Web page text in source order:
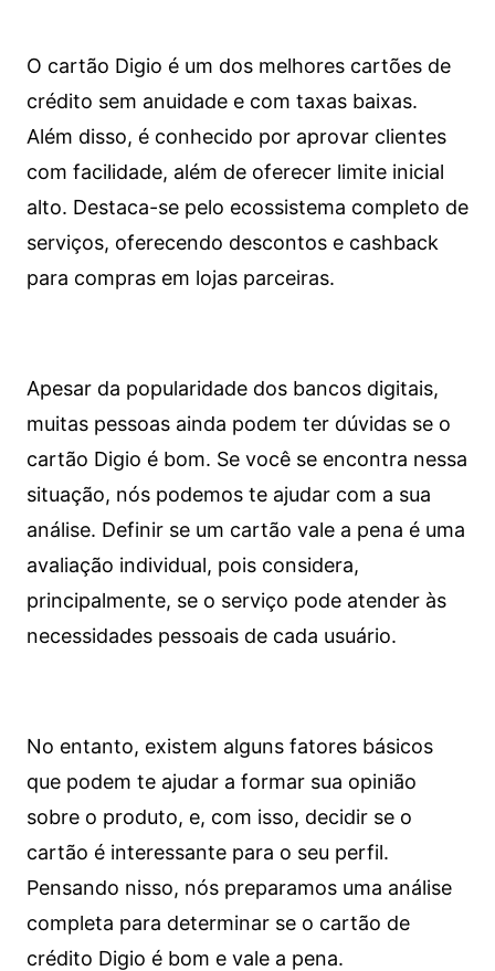
O cartão Digio é um dos melhores cartões de
crédito sem anuidade e com taxas baixas.
Além disso, é conhecido por aprovar clientes
com facilidade, além de oferecer limite inicial
alto. Destaca-se pelo ecossistema completo de
serviços, oferecendo descontos e cashback
para compras em lojas parceiras.
Apesar da popularidade dos bancos digitais,
muitas pessoas ainda podem ter dúvidas se o
cartão Digio é bom. Se você se encontra nessa
situação, nós podemos te ajudar com a sua
análise. Definir se um cartão vale a pena é uma
avaliação individual, pois considera,
principalmente, se o serviço pode atender às
necessidades pessoais de cada usuário.
No entanto, existem alguns fatores básicos
que podem te ajudar a formar sua opinião
sobre o produto, e, com isso, decidir se o
cartão é interessante para o seu perfil.
Pensando nisso, nós preparamos uma análise
completa para determinar se o cartão de
crédito Digio é bom e vale a pena.